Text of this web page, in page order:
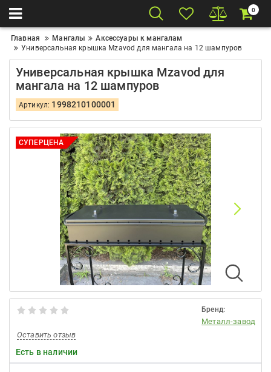
0
Главная Мангалы
Аксессуары к мангалам
Универсальная крышка Mzavod для мангала на 12 шампуров
Универсальная крышка Mzavod для
мангала на 12 шампуров
Артикул: 1998210100001
СУПЕРЦЕНА
Бренд:
Металл-завод
Оставить отзыв
Есть в наличии